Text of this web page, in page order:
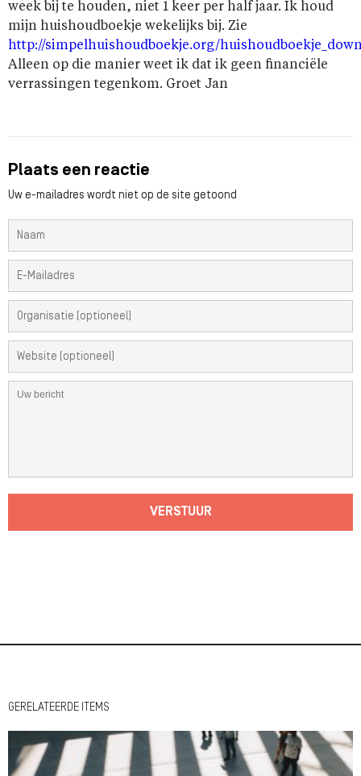
week bij te houden, niet 1 keer per half jaar. Ik houd
mijn huishoudboekje wekelijks bij. Zie
http://simpelhuishoudboekje.org/
Alleen op die manier weet ik dat ik geen financiële
verrassingen tegenkom. Groet Jan
Plaats een reactie
Uw e-mailadres wordt niet op de site getoond
VERSTUUR
GERELATEERDE ITEMS